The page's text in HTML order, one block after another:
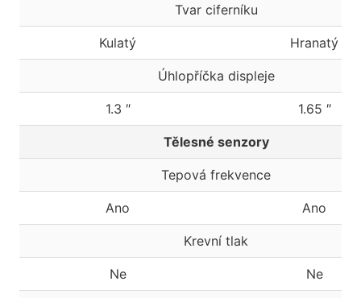
Tvar ciferníku
Kulatý Hranatý
Úhlopříčka displeje
1.3 ″ 1.65 ″
Tělesné senzory
Tepová frekvence
Ano Ano
Krevní tlak
Ne Ne